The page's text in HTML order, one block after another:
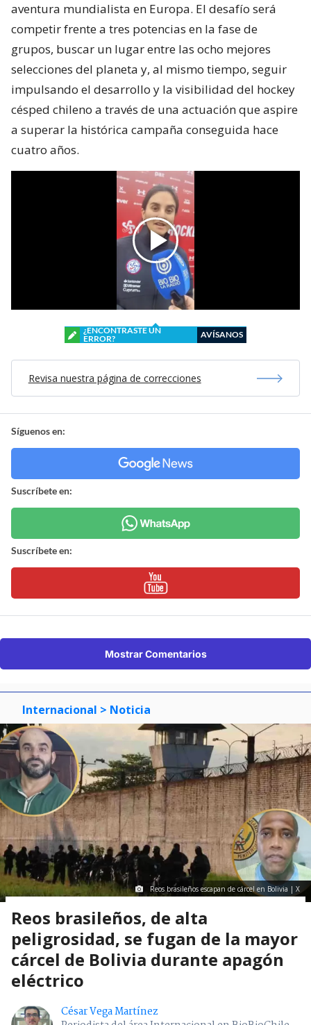
aventura mundialista en Europa. El desafío será
competir frente a tres potencias en la fase de
grupos, buscar un lugar entre las ocho mejores
selecciones del planeta y, al mismo tiempo, seguir
impulsando el desarrollo y la visibilidad del hockey
césped chileno a través de una actuación que aspire
a superar la histórica campaña conseguida hace
cuatro años.
¿ENCONTRASTE UN
ERROR?
AVÍSANOS
Revisa nuestra página de correcciones
Síguenos en:
Suscríbete en:
Suscríbete en:
Mostrar Comentarios
Internacional > Noticia
Reos brasileños escapan de cárcel en Bolivia | X
Reos brasileños, de alta
peligrosidad, se fugan de la mayor
cárcel de Bolivia durante apagón
eléctrico
César Vega Martínez